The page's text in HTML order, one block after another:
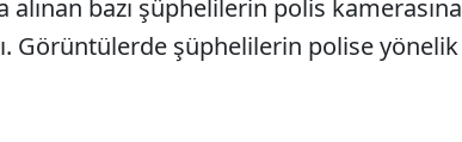
bazı şüphelilerin polis kamerasına
Görüntülerde şüphelilerin polise yönelik